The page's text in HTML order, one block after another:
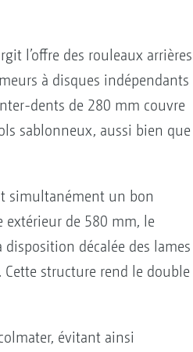
l’offre des rouleaux arrières
à disques indépendants
dents de 280 mm couvre
sablonneux, aussi bien que
simultanément un bon
extérieur de 580 mm, le
décalée des lames
structure rend le double
évitant ainsi